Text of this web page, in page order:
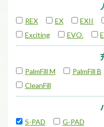
REX EX EXII
Exciting
EVO.
PalmFill M PalmFill B
CleanFill
S-PAD G-PAD